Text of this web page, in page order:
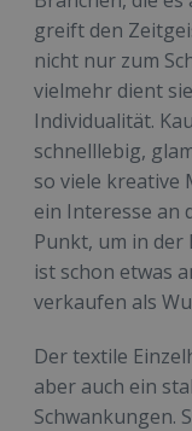
greift den
nicht nur zum
vielmehr dient
Individualität.
schnelllebig,
so viele kreative
ein Interesse an
Punkt, um in der
ist schon etwas
verkaufen als
Der textile
aber auch ein
Schwankungen.